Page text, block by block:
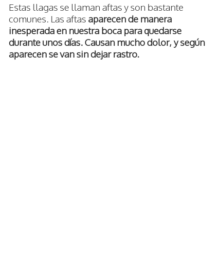
Estas llagas se llaman aftas y son bastante
comunes. Las aftas aparecen de manera
inesperada en nuestra boca para quedarse
durante unos días. Causan mucho dolor, y según
aparecen se van sin dejar rastro.